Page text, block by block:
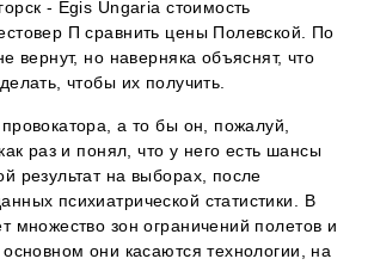
- Egis Ungaria стоимость
П сравнить цены Полевской. По
вернут, но наверняка объяснят, что
чтобы их получить.
а то бы он, пожалуй,
раз и понял, что у него есть шансы
результат на выборах, после
психиатрической статистики. В
множество зон ограничений полетов и
они касаются технологии, на